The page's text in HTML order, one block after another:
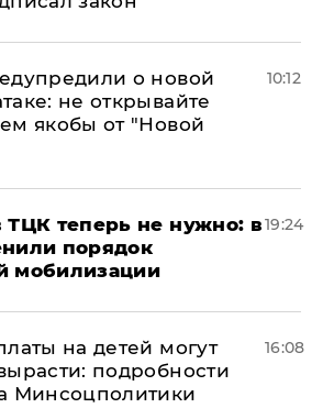
о новой
не открывайте
якобы от "Новой
10:12
ТЦК теперь не нужно: в
порядок
мобилизации
19:24
на детей могут
подробности
Минсоцполитики
16:08